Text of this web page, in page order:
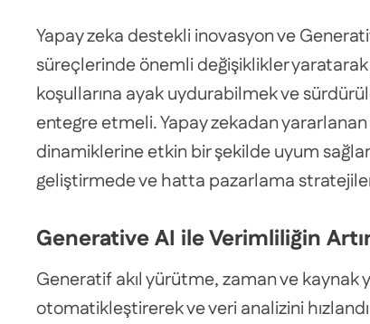
Yapay zeka destekli inovasyon ve
süreçlerinde önemli değişiklikler
koşullarına ayak uydurabilmek ve
entegre etmeli. Yapay zekadan
dinamiklerine etkin bir şekilde uyum
geliştirmede ve hatta pazarlama
Generative AI ile Verimliliğin
Generatif akıl yürütme, zaman ve
otomatikleştirerek ve veri analizini